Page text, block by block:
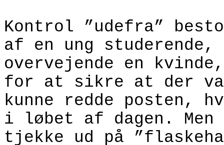
Kontrol ”udefra”
af en ung studerende,
overvejende en
for at sikre at der
kunne redde posten,
i løbet af dagen.
tjekke ud på